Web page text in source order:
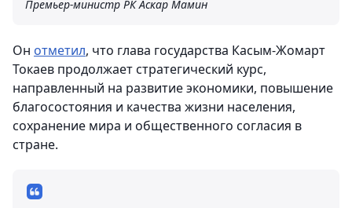
Премьер-министр РК Аскар Мамин
Он отметил, что глава государства Касым-Жомарт
Токаев продолжает стратегический курс,
направленный на развитие экономики, повышение
благосостояния и качества жизни населения,
сохранение мира и общественного согласия в
стране.